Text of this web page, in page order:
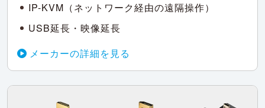
IP-KVM（ネットワーク経由の遠隔操作）
USB延長・映像延長
メーカーの詳細を見る